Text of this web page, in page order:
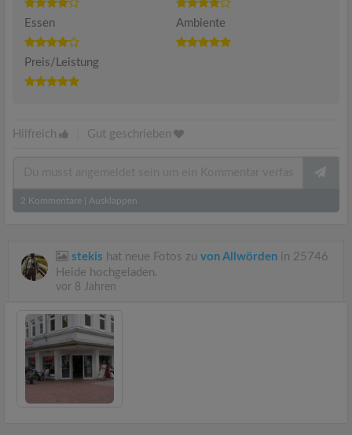
Essen Ambiente
Preis/Leistung
Hilfreich Gut geschrieben
2 Kommentare Ausklappen
stekis hat neue Fotos zu von Allwörden in 25746
Heide hochgeladen.
vor 8 Jahren